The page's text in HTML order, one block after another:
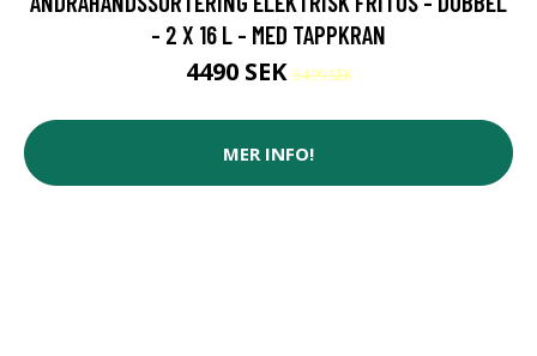
- 2 X 16 L - MED TAPPKRAN
4490 SEK5499 SEK
MER INFO!